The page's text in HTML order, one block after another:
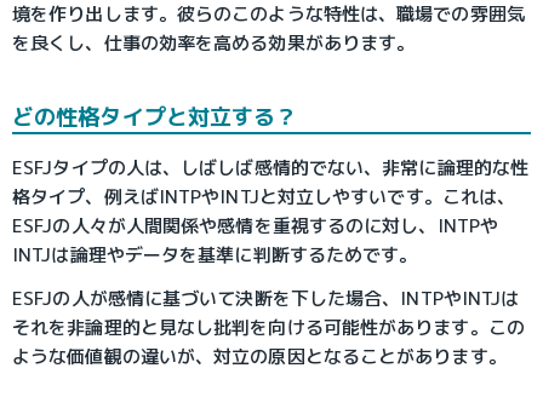
境を作り出します。彼らのこのような特性は、職場での雰囲気
を良くし、仕事の効率を高める効果があります。
どの性格タイプと対立する？
ESFJタイプの人は、しばしば感情的でない、非常に論理的な性
格タイプ、例えばINTPやINTJと対立しやすいです。これは、
ESFJの人々が人間関係や感情を重視するのに対し、INTPや
INTJは論理やデータを基準に判断するためです。
ESFJの人が感情に基づいて決断を下した場合、INTPやINTJは
それを非論理的と見なし批判を向ける可能性があります。この
ような価値観の違いが、対立の原因となることがあります。